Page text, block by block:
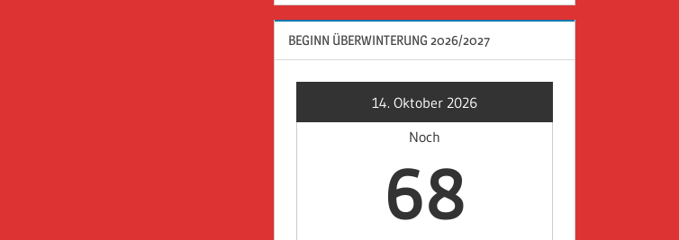
BEGINN ÜBERWINTERUNG 2026/2027
14. Oktober 2026
Noch
68